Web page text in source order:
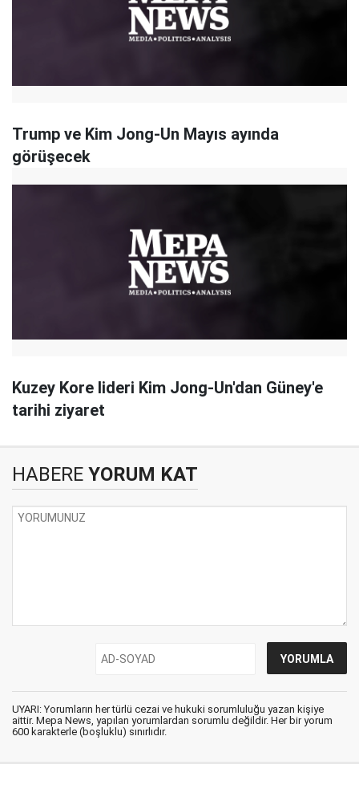
Trump ve Kim Jong-Un Mayıs ayında
görüşecek
Kuzey Kore lideri Kim Jong-Un'dan Güney'e
tarihi ziyaret
HABERE YORUM KAT
UYARI: Yorumların her türlü cezai ve hukuki sorumluluğu yazan kişiye
aittir. Mepa News, yapılan yorumlardan sorumlu değildir. Her bir yorum
600 karakterle (boşluklu) sınırlıdır.